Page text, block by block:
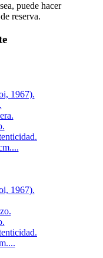
puede hacer
reserva.
1967).
1967).